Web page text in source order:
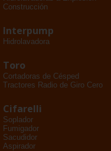
Construcción
Interpump
Hidrolavadora
Toro
Cortadoras de Césped
Tractores Radio de Giro Cero
Cifarelli
Soplador
Fumigador
Sacudidor
Aspirador